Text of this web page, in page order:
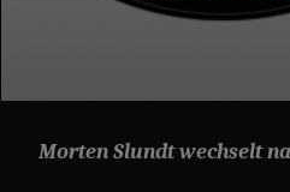
Morten Slundt wechselt